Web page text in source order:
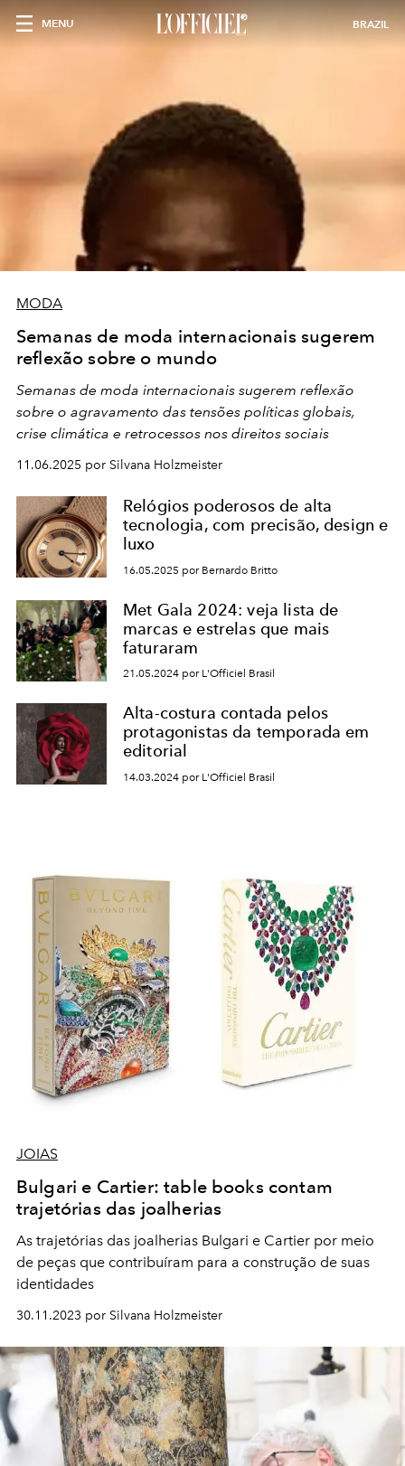
MENU BRAZIL
MODA
Semanas de moda internacionais sugerem
reflexão sobre o mundo
Semanas de moda internacionais sugerem reflexão
sobre o agravamento das tensões políticas globais,
crise climática e retrocessos nos direitos sociais
11.06.2025 por Silvana Holzmeister
Relógios poderosos de alta
tecnologia, com precisão, design e
luxo
16.05.2025 por Bernardo Britto
Met Gala 2024: veja lista de
marcas e estrelas que mais
faturaram
21.05.2024 por L'Officiel Brasil
Alta-costura contada pelos
protagonistas da temporada em
editorial
14.03.2024 por L'Officiel Brasil
JOIAS
Bulgari e Cartier: table books contam
trajetórias das joalherias
As trajetórias das joalherias Bulgari e Cartier por meio
de peças que contribuíram para a construção de suas
identidades
30.11.2023 por Silvana Holzmeister